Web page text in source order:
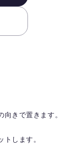
きで置きます。
します。